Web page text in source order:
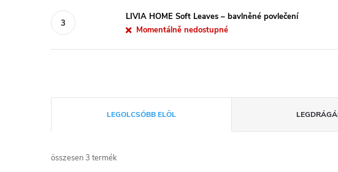
LIVIA HOME Soft Leaves – bavlněné povlečení
Momentálně nedostupné
e
LEGOLCSÓBB ELÖL
összesen 3 termék